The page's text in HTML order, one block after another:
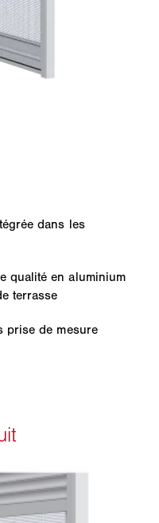
dans les
qualité en aluminium
terrasse
prise de mesure